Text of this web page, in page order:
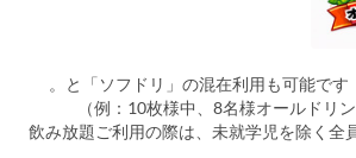
＊ 飲み放題ご利用の際は、未就学児を除く